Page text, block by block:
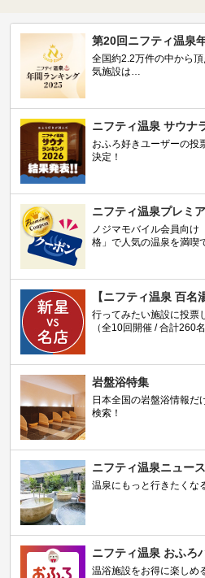
第20回ニフティ温泉
全国約2.2万件の中から
気施設は…
ニフティ温泉 サウナ
おふろ好きユーザーの投
決定！
ニフティ温泉プレミ
ノジマモバイル会員向
格」で人気の温泉を満喫
【ニフティ温泉 百名
行ってみたい施設に投票
（全10回開催 / 合計260名
岩盤浴特集
日本全国の岩盤浴情報だ
検索！
ニフティ温泉ニュース
温泉にもっと行きたくな
ニフティ温泉 おふろ
温浴施設をお得に楽しめ